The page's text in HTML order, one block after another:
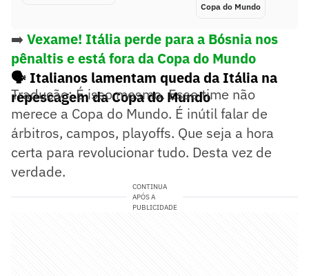
Copa do Mundo
➡️ Vexame! Itália perde para a Bósnia nos
pênaltis e está fora da Copa do Mundo
🗣️ Italianos lamentam queda da Itália na
repescagem da Copa do Mundo
Tradução: É isso mesmo. Esse time não
merece a Copa do Mundo. É inútil falar de
árbitros, campos, playoffs. Que seja a hora
certa para revolucionar tudo. Desta vez de
verdade.
CONTINUA
APÓS A
PUBLICIDADE